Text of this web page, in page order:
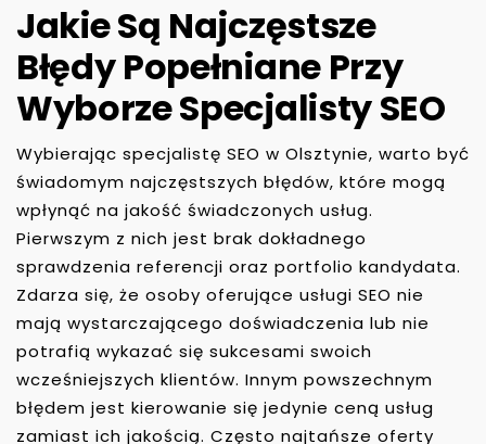
Jakie Są Najczęstsze
Błędy Popełniane Przy
Wyborze Specjalisty SEO
Wybierając specjalistę SEO w Olsztynie, warto być
świadomym najczęstszych błędów, które mogą
wpłynąć na jakość świadczonych usług.
Pierwszym z nich jest brak dokładnego
sprawdzenia referencji oraz portfolio kandydata.
Zdarza się, że osoby oferujące usługi SEO nie
mają wystarczającego doświadczenia lub nie
potrafią wykazać się sukcesami swoich
wcześniejszych klientów. Innym powszechnym
błędem jest kierowanie się jedynie ceną usług
zamiast ich jakością. Często najtańsze oferty